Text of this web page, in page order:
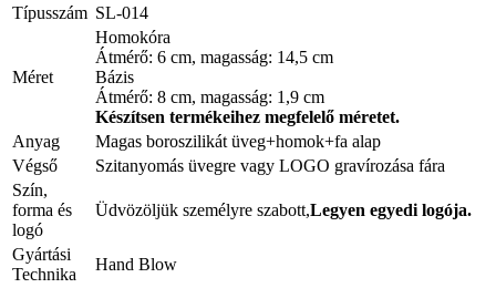
Típusszám SL-014
Méret
Homokóra
Átmérő: 6 cm, magasság: 14,5 cm
Bázis
Átmérő: 8 cm, magasság: 1,9 cm
Készítsen termékeihez megfelelő méretet.
Anyag
Magas boroszilikát üveg+homok+fa alap
Végső
Szitanyomás üvegre vagy LOGO gravírozása fára
Szín,
forma és
logó
Üdvözöljük személyre szabott,Legyen egyedi logója.
Gyártási
Technika
Hand Blow